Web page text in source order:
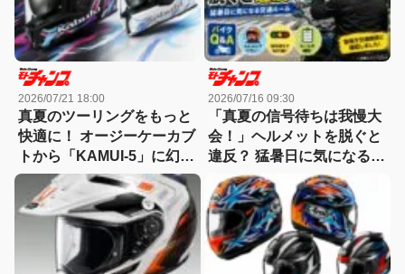
2026/07/21 18:00
真夏のツーリングをもっと
快適に！ オージーケーカブ
トから「KAMUI-5」に幻想
的な新グラフィック”ルノ
ア”登場
2026/07/16 09:30
「真夏の信号待ちは我慢大
会！」ヘルメットを脱ぐと
違反？ 猛暑日に気になる交
通ルール【バイクQ & A】